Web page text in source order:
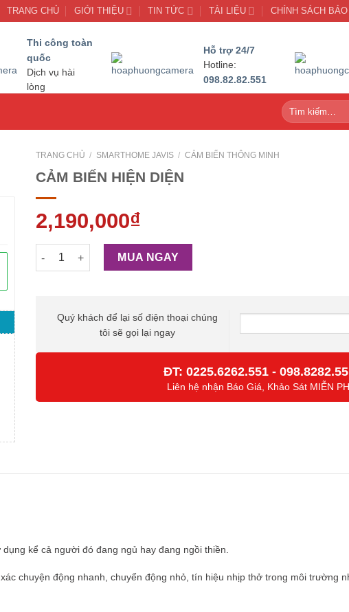
TRANG CHỦ GIỚI THIỆU TIN TỨC TÀI LIỆU CHÍNH SÁCH BẢO
Thi công toàn
quốc
Dịch vụ hài
lòng
Hỗ trợ 24/7
Hotline:
098.82.82.551
Tìm
kiếm:
TRANG CHỦ / SMARTHOME JAVIS / CẢM BIẾN THÔNG MINH
CẢM BIẾN HIỆN DIỆN
2,190,000₫
CẢM BIẾN HIỆN DIỆN số lượng
MUA NGAY
Quý khách để lại số điện thoại chúng
tôi sẽ gọi lại ngay
ĐT:0225.6262.551 -
Liên hệ nhận Báo Giá, Khảo Sát MIỄN
kể cả người đó đang ngủ hay đang ngồi thiền.
chuyện động nhanh, chuyển động nhỏ, tín hiệu nhịp thở trong môi trường